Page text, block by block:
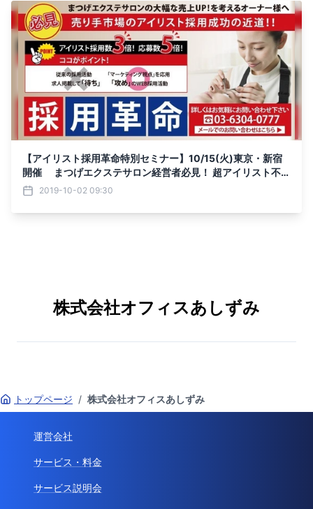
【アイリスト採用革命特別セミナー】10/15(火)東京・新宿
開催 まつげエクステサロン経営者必見！ 超アイリスト不足
時代を乗り切り、業績アップ！ たった3ヶ月で経験者採用4
名！採用店の実例大公開！＆質疑応答
2019-10-02 09:30
株式会社オフィスあしずみ
トップページ / 株式会社オフィスあしずみ
運営会社
サービス・料金
サービス説明会